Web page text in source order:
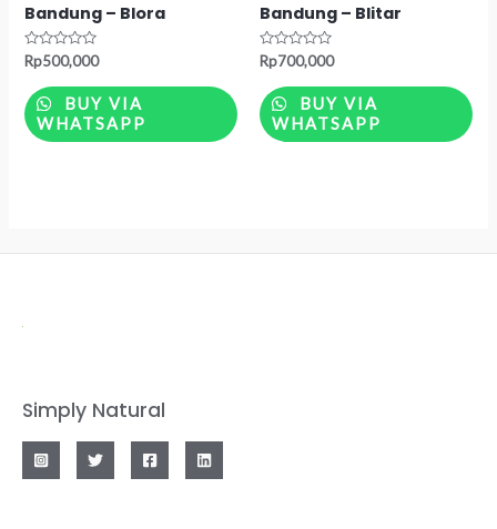
Bandung – Blora
Rated
0
out
of
5
Rp500,000
BUY VIA
WHATSAPP
Bandung – Blitar
Rated
0
out
of
5
Rp700,000
BUY VIA
WHATSAPP
Simply Natural